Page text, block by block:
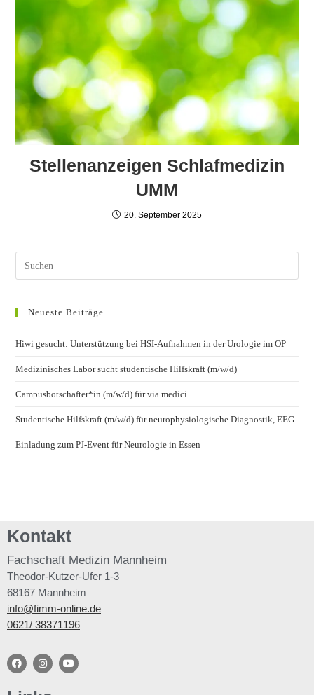
Stellenanzeigen Schlafmedizin
UMM
20. September 2025
Neueste Beiträge
Hiwi gesucht: Unterstützung bei HSI-Aufnahmen in der Urologie im OP
Medizinisches Labor sucht studentische Hilfskraft (m/w/d)
Campusbotschafter*in (m/w/d) für via medici
Studentische Hilfskraft (m/w/d) für neurophysiologische Diagnostik, EEG
Einladung zum PJ-Event für Neurologie in Essen
Kontakt
Fachschaft Medizin Mannheim
Theodor-Kutzer-Ufer 1-3
68167 Mannheim
info@fimm-online.de
0621/ 38371196